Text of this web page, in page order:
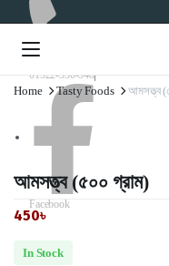
01322-330-948
Facebook
Home Tasty Foods আমসত্ত্ব
আমসত্ত্ব (৫০০ গ্রাম)
450৳
In Stock